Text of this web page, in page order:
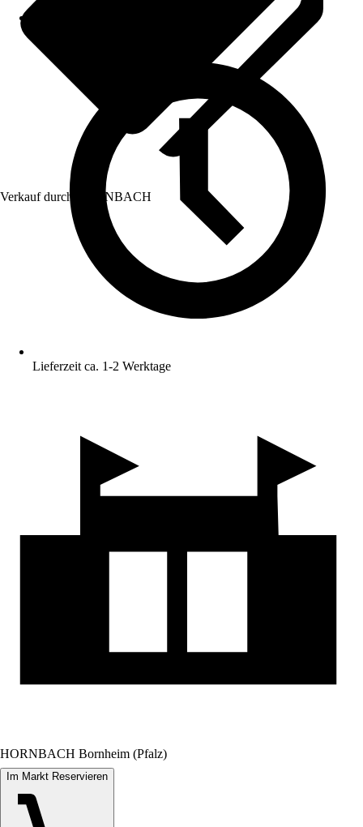
Verkauf durch: HORNBACH
Lieferzeit ca. 1-2 Werktage
HORNBACH Bornheim (Pfalz)
Im Markt Reservieren